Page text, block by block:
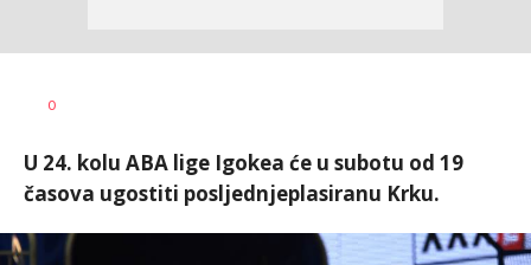
AUTOR
0
U 24. kolu ABA lige Igokea će u subotu od 19
časova ugostiti posljednjeplasiranu Krku.